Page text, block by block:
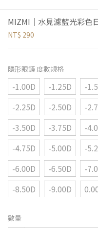
MIZMI｜水見濾藍光彩色
NT$ 290
隱形眼鏡 度數規格
-1.00D -1.25D -
-2.25D
-2.50D -
-3.50D
-3.75D -
-4.75D
-5.00D -
-6.00D
-6.50D -
-8.50D
-9.00D
數量